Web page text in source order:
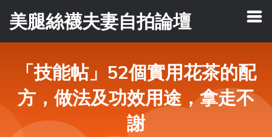
美腿絲襪夫妻自拍論壇
「技能帖」52個實用花茶的配
方，做法及功效用途，拿走不
謝